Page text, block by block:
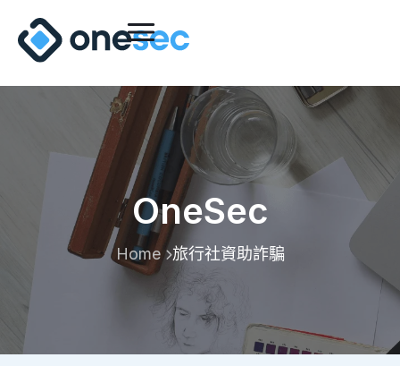
OneSec
Home 旅行社資助詐騙